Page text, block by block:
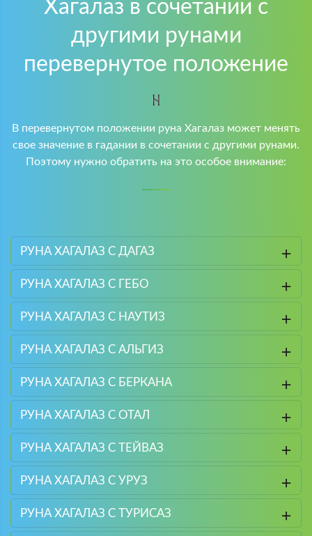
Хагалаз в сочетании с
другими рунами
перевернутое положение
В перевернутом положении руна Хагалаз может менять
свое значение в гадании в сочетании с другими рунами.
Поэтому нужно обратить на это особое внимание:
РУНА ХАГАЛАЗ С ДАГАЗ
РУНА ХАГАЛАЗ С ГЕБО
РУНА ХАГАЛАЗ С НАУТИЗ
РУНА ХАГАЛАЗ С АЛЬГИЗ
РУНА ХАГАЛАЗ С БЕРКАНА
РУНА ХАГАЛАЗ С ОТАЛ
РУНА ХАГАЛАЗ С ТЕЙВАЗ
РУНА ХАГАЛАЗ С УРУЗ
РУНА ХАГАЛАЗ С ТУРИСАЗ